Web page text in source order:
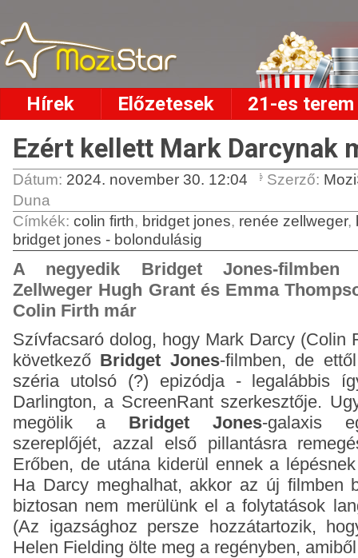
Hírek Előzetesek 21-es terem
Ezért kellett Mark Darcynak
Dátum: 2024. november 30. 12:04 Szerző:
Duna
Címkék: colin firth, bridget jones, renée zellweger,
bridget jones - bolondulásig
A negyedik Bridget Jones-filmben
Zellweger Hugh Grant és Emma
Colin Firth már
Szívfacsaró dolog, hogy Mark Darcy (Colin
következő Bridget Jones-filmben, de
széria utolsó (?) epizódja - legalábbis
Darlington, a ScreenRant szerkesztője.
megölik a Bridget Jones-galaxis
szereplőjét, azzal első pillantásra
Erőben, de utána kiderül ennek a
Ha Darcy meghalhat, akkor az új filmben
biztosan nem merülünk el a folytatások
(Az igazsághoz persze hozzátartozik,
Helen Fielding ölte meg a regényben,